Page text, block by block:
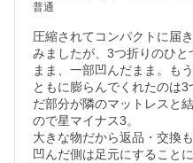
普通
圧縮されてコンパクトに届
みましたが、3つ折りのひ
まま、一部凹んだまま。も
ともに膨らんでくれたのは
だ部分が隣のマットレスと
ので星マイナス3。
大きな物だから返品・交換
凹んだ側は足元にすること